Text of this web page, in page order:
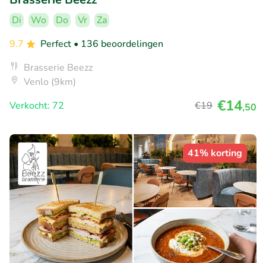
Di Wo Do Vr
Za
9.7
Perfect • 136 beoordelingen
Brasserie Beezz
Venlo (9km)
Verkocht: 72
€19 €14,50
41% korting